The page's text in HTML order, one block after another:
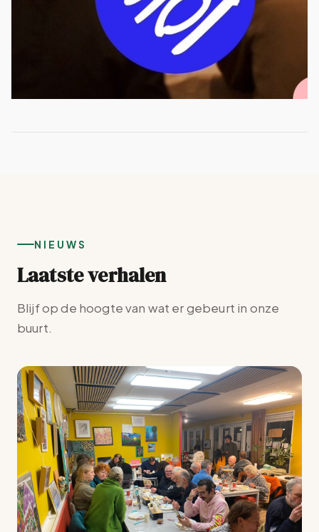
NIEUWS
Laatste verhalen
Blijf op de hoogte van wat er gebeurt in onze
buurt.